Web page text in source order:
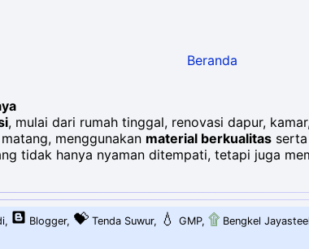
Beranda
, mulai dari rumah tinggal, renovasi dapur,
menggunakan material berkualitas
tidak hanya nyaman ditempati, tetapi juga
, Blogger, 💝 Tenda Suwur, 💧 GMP, ۩ Bengkel Jayasteel